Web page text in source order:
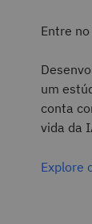
Entre
um
conta
vida da
Explore